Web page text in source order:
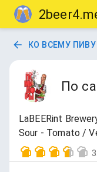
КО ВСЕМУ ПИВУ
По
LaBEERint
Sour - Tomato /